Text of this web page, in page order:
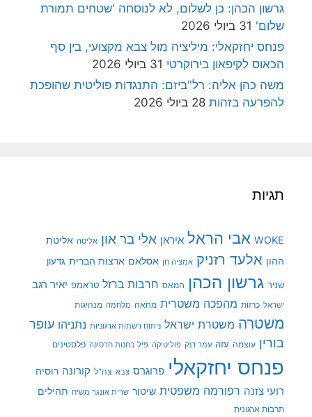
גרשון הכהן: כן לשלום, לא לנוסחה 'שטחים תמורת
שלום' 31 ביולי 2026
פנחס יחזקאלי: מיליציה מול צבא מקצועי, בין סף
הכאוס לקיפאון בירוקרטי 31 ביולי 2026
משה כהן אליה: רל"ביזם: התנגדות פוליטית שהופכת
להפרעה בזהות 28 ביולי 2026
תגיות
WOKE אבי הראל איראן אלי בר און אליטה אליטת
ההון אלעד רזניק אמציה חן אסלאם ארצות הברית גדעון
שניר גרשון הכהן חמאס חרבות ברזל טראמפ יאיר רגב
ישראל כרזות מהפכה משטרית מחאה מלחמה מנהיגות
משטרה משטרת ישראל ניתוח רשתות ארגוניות נתניהו עופר
בורין עוצמה עזה עמר דנק פוליטיקה פיל בחנות חרסינה פלסטינים
פנחס יחזקאלי פרוגרס צבא צה"ל קורונה רוסיה
רועי צזנה רפורמה משפטית שיטור שרית אונגר משיח תהילים
תרבות ארגונית